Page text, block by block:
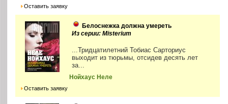
Оставить заявку
Белоснежка должна умереть
Из серии: Misterium
...Тридцатилетний Тобиас Сарториус
выходит из тюрьмы, отсидев десять лет
за...
Нойхаус Неле
Оставить заявку